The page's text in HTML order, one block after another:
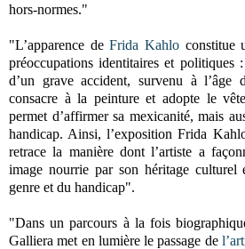
hors-normes."
"L’apparence deFrida Kahloconstitue
préoccupations identitaires et politiques
d’un grave accident, survenu à
consacre à la peinture et adopte le
permet d’affirmer sa mexicanité, mais
handicap. Ainsi, l’exposition Frida
retrace la manière dont l’artiste a
image nourrie par son héritage culturel
genre et du handicap".
"Dans un parcours à la fois
Galliera met en lumière le passage de